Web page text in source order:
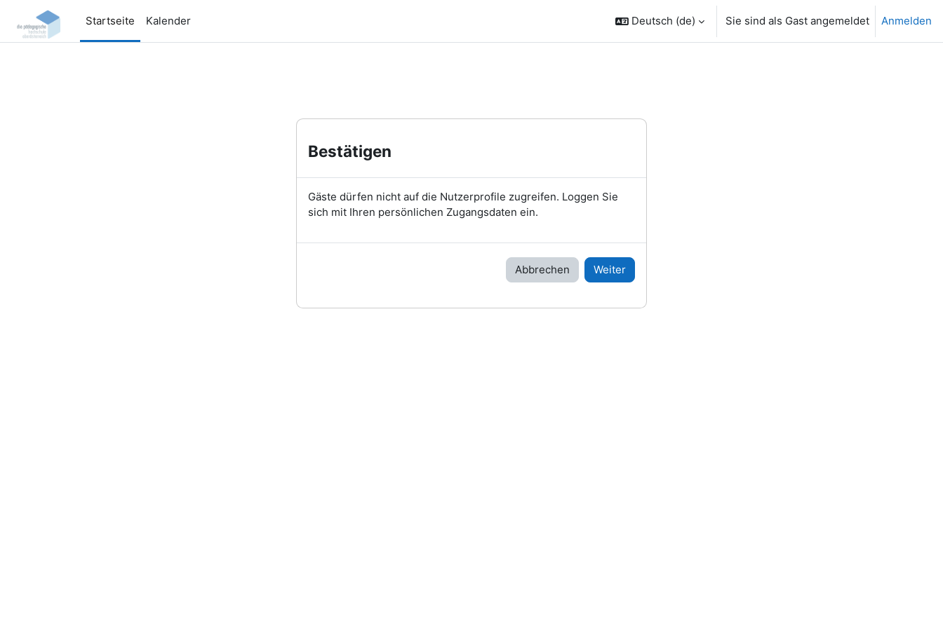
Zum Hauptinhalt
Startseite
Kalender Deutsch ‎(de)‎ Sie sind als Gast angemeldet Anmelden
Bestätigen
Gäste dürfen nicht auf die Nutzerprofile zugreifen. Loggen Sie
sich mit Ihren persönlichen Zugangsdaten ein.
Abbrechen Weiter